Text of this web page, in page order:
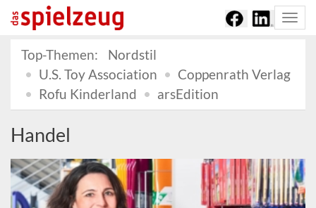
Top-Themen:
Nordstil
U.S. Toy Association
Coppenrath Verlag
Rofu Kinderland
arsEdition
Handel